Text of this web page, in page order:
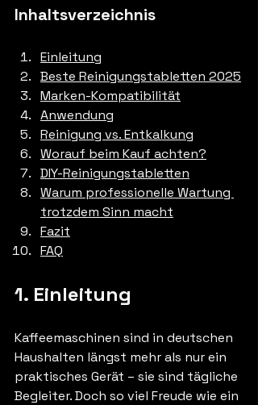
Inhaltsverzeichnis
Einleitung
Beste Reinigungstabletten 2025
Marken-Kompatibilität
Anwendung
Reinigung vs. Entkalkung
Worauf beim Kauf achten?
DIY-Reinigungstabletten
Warum professionelle Wartung
trotzdem Sinn macht
Fazit
FAQ
1. Einleitung
Kaffeemaschinen sind in deutschen
Haushalten längst mehr als nur ein
praktisches Gerät – sie sind tägliche
Begleiter. Doch so viel Freude wie ein